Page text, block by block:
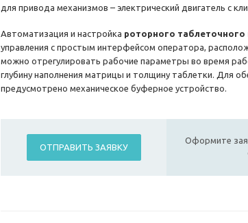
для привода механизмов – электрический двигатель с
Автоматизация и настройка роторного таблеточного
управления с простым интерфейсом оператора,
можно отрегулировать рабочие параметры во время
глубину наполнения матрицы и толщину таблетки. Для
предусмотрено механическое буферное устройство.
ОТПРАВИТЬ ЗАЯВКУ
Оформите